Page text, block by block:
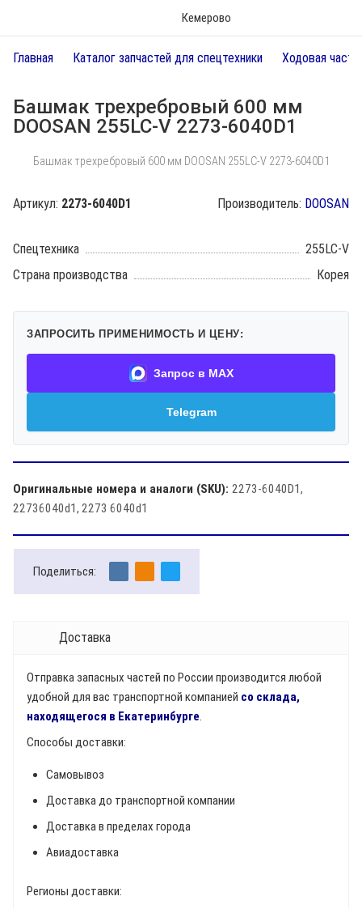
Кемерово
Главная Каталог запчастей для спецтехники Ходовая часть
Башмак трехребровый 600 мм
DOOSAN 255LC-V 2273-6040D1
Башмак трехребровый 600 мм DOOSAN 255LC-V 2273-6040D1
Артикул: 2273-6040D1 Производитель: DOOSAN
Спецтехника
255LC-V
Страна производства
Корея
ЗАПРОСИТЬ ПРИМЕНИМОСТЬ И ЦЕНУ:
Запрос в MAX
Telegram
Оригинальные номера и аналоги (SKU): 2273-6040D1,
22736040d1, 2273 6040d1
Поделиться:
Доставка
Отправка запасных частей по России производится любой
удобной для вас транспортной компанией со склада,
находящегося в Екатеринбурге.
Способы доставки:
Самовывоз
Доставка до транспортной компании
Доставка в пределах города
Авиадоставка
Регионы доставки: